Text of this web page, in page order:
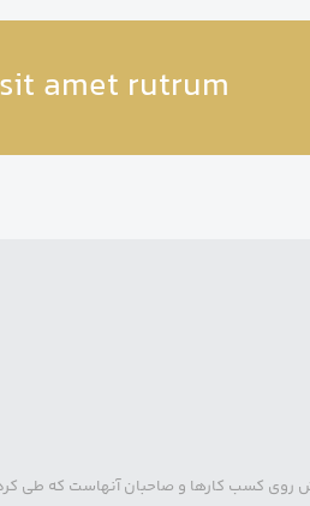
amet rutrum
روی کسب کارها و صاحبان آنهاست که طی